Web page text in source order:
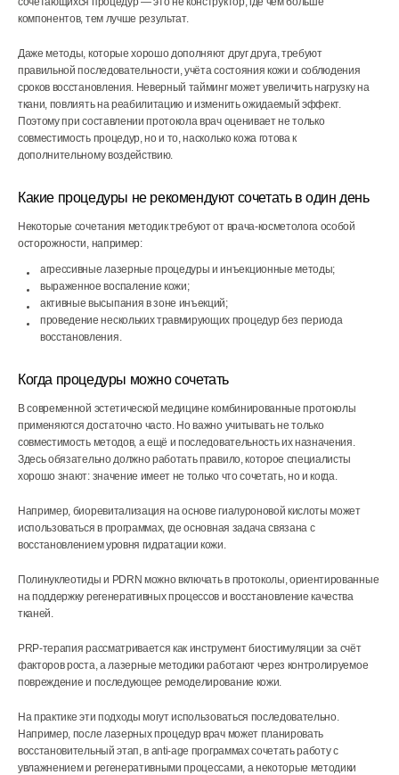
компонентов, тем лучше результат.
Даже методы, которые хорошо дополняют друг друга, требуют
правильной последовательности, учёта состояния кожи и соблюдения
сроков восстановления. Неверный тайминг может увеличить нагрузку на
ткани, повлиять на реабилитацию и изменить ожидаемый эффект.
Поэтому при составлении протокола врач оценивает не только
совместимость процедур, но и то, насколько кожа готова к
дополнительному воздействию.
Какие процедуры не рекомендуют сочетать в один день
Некоторые сочетания методик требуют от врача-косметолога особой
осторожности, например:
агрессивные лазерные процедуры и инъекционные методы;
выраженное воспаление кожи;
активные высыпания в зоне инъекций;
проведение нескольких травмирующих процедур без периода
восстановления.
Когда процедуры можно сочетать
В современной эстетической медицине комбинированные протоколы
применяются достаточно часто. Но важно учитывать не только
совместимость методов, а ещё и последовательность их назначения.
Здесь обязательно должно работать правило, которое специалисты
хорошо знают: значение имеет не только что сочетать, но и когда.
Например, биоревитализация на основе гиалуроновой кислоты может
использоваться в программах, где основная задача связана с
восстановлением уровня гидратации кожи.
Полинуклеотиды и PDRN можно включать в протоколы, ориентированные
на поддержку регенеративных процессов и восстановление качества
тканей.
PRP-терапия рассматривается как инструмент биостимуляции за счёт
факторов роста, а лазерные методики работают через контролируемое
повреждение и последующее ремоделирование кожи.
На практике эти подходы могут использоваться последовательно.
Например, после лазерных процедур врач может планировать
восстановительный этап, в anti-age программах сочетать работу с
увлажнением и регенеративными процессами, а некоторые методики